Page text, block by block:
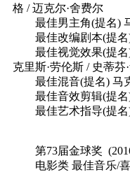
格 / 迈克尔·舍费尔
最佳男主角(提名)
最佳改编剧本(提名)
最佳视觉效果(提名)
克里斯·劳伦斯 / 史蒂芬
最佳混音(提名) 马克
最佳音效剪辑(提名)
最佳艺术指导(提名)
第73届金球奖
电影类 最佳音乐/